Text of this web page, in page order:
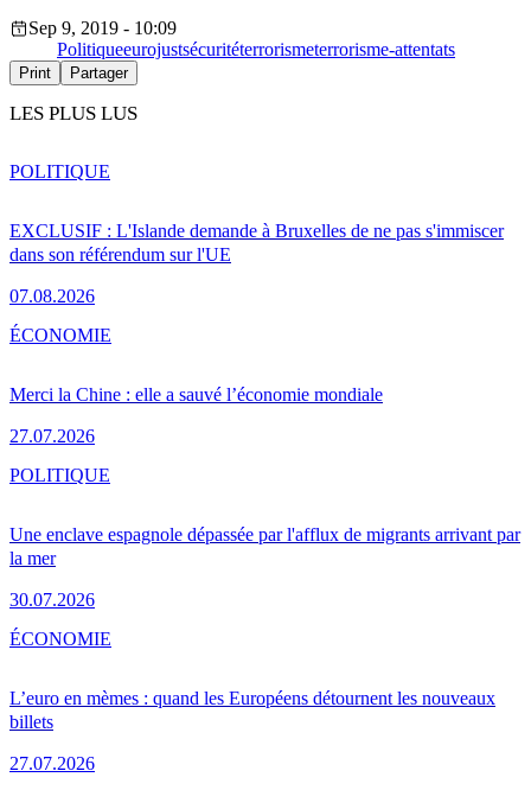
Sep 9, 2019 - 10:09
Politiqueeurojustsécuritéterrorismeterrorisme-attentats
Print Partager
LES PLUS LUS
EXCLUSIF : L'Islande demande à Bruxelles de ne pas s'immiscer
dans son référendum sur l'UE
07.08.2026
POLITIQUE
Merci la Chine : elle a sauvé l’économie mondiale
27.07.2026
ÉCONOMIE
Une enclave espagnole dépassée par l'afflux de migrants arrivant par
la mer
30.07.2026
POLITIQUE
L’euro en mèmes : quand les Européens détournent les nouveaux
billets
27.07.2026
ÉCONOMIE